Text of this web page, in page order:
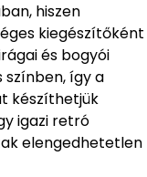
hiszen
kiegészítőként
és bogyói
így a
készíthetjük
igazi retró
elengedhetetlen